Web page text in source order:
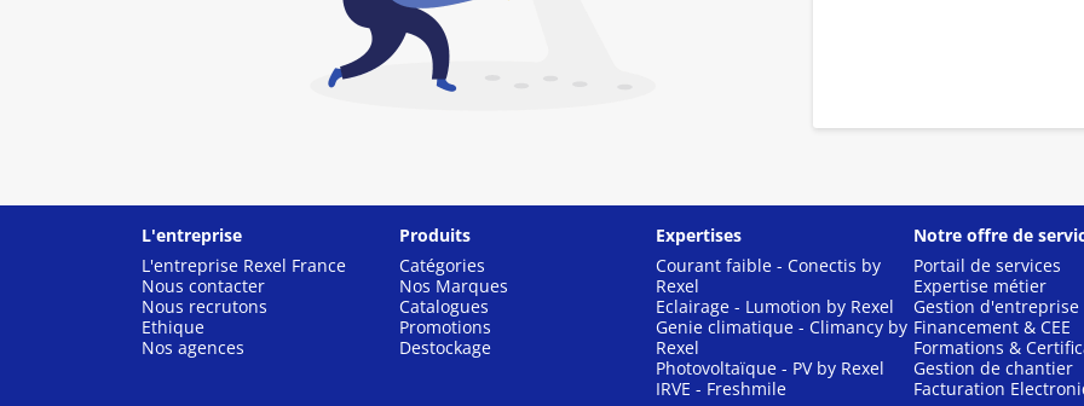
L'entreprise
L'entreprise Rexel France
Nous contacter
Nous recrutons
Ethique
Nos agences
Produits
Catégories
Nos Marques
Catalogues
Promotions
Destockage
Expertises
Courant faible - Conectis by
Rexel
Eclairage - Lumotion by Rexel
Genie climatique - Climancy by
Rexel
Photovoltaïque - PV by Rexel
IRVE - Freshmile
Notre offre de
Portail de services
Expertise métier
Gestion d'entreprise
Financement & CEE
Formations &
Gestion de chantier
Facturation